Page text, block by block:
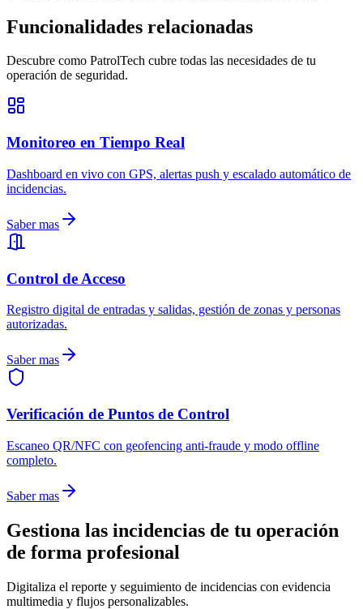
Funcionalidades relacionadas
Descubre como PatrolTech cubre todas las necesidades de tu
operación de seguridad.
Monitoreo en Tiempo Real
Dashboard en vivo con GPS, alertas push y escalado automático de
incidencias.
Saber mas
Control de Acceso
Registro digital de entradas y salidas, gestión de zonas y personas
autorizadas.
Saber mas
Verificación de Puntos de Control
Escaneo QR/NFC con geofencing anti-fraude y modo offline
completo.
Saber mas
Gestiona las incidencias de tu operación
de forma profesional
Digitaliza el reporte y seguimiento de incidencias con evidencia
multimedia y flujos personalizables.